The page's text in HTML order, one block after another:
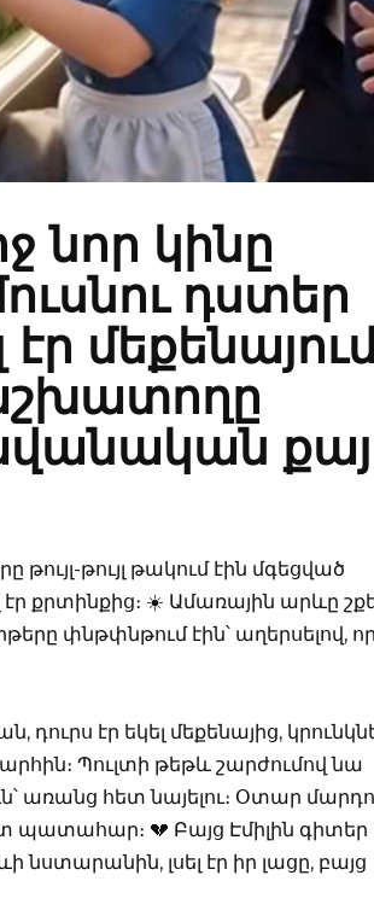
նոր կինը
դստեր
թույլ-թույլ թակում էին մգեցված
քրտինքից։ ☀️ Ամառային արևը
փնթփնթում էին՝ աղերսելով,
էր եկել մեքենայից,
Պուլտի թեթև շարժումով նա
առանց հետ նայելու։ Օտար
💔 Բայց Էմիլին գիտեր
նստարանին, լսել էր իր լացը, բայց